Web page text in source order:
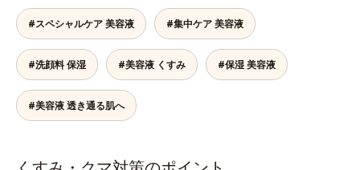
#スペシャルケア 美容液 #集中ケア 美容液
#洗顔料 保湿 #美容液 くすみ #保湿 美容液
#美容液 透き通る肌へ